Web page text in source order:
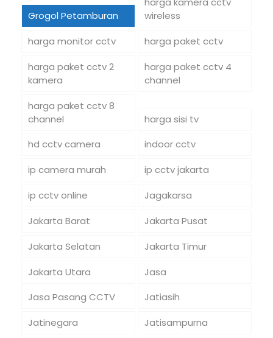
Grogol Petamburan
wireless
harga monitor cctv
harga paket cctv
harga paket cctv 2
kamera
harga paket cctv 4
channel
harga paket cctv 8
channel
harga sisi tv
hd cctv camera
indoor cctv
ip camera murah
ip cctv jakarta
ip cctv online
Jagakarsa
Jakarta Barat
Jakarta Pusat
Jakarta Selatan
Jakarta Timur
Jakarta Utara
Jasa
Jasa Pasang CCTV
Jatiasih
Jatinegara
Jatisampurna